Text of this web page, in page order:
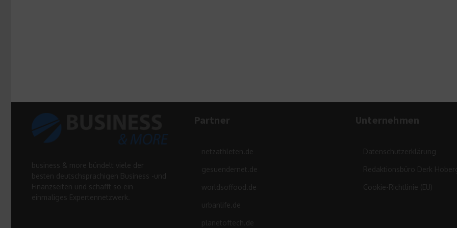
business & more bündelt viele der
besten deutschsprachigen Business -und
Finanzseiten und schafft so ein
einmaliges Expertennetzwerk.
Partner
netzathleten.de
gesuendernet.de
worldsoffood.de
urbanlife.de
planetoftech.de
Unternehmen
Datenschutzerklärung
Redaktionsbüro Derk
Cookie-Richtlinie (EU)